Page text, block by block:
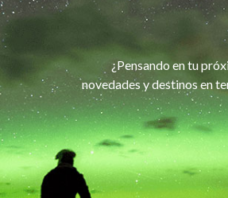
¿Pensando en tu
novedades y destinos en